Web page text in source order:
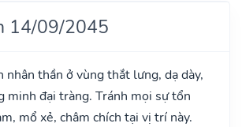
14/09/2045
nhân thần ở vùng thắt lưng, dạ dày,
minh đại tràng. Tránh mọi sự tổn
mổ xẻ, châm chích tại vị trí này.